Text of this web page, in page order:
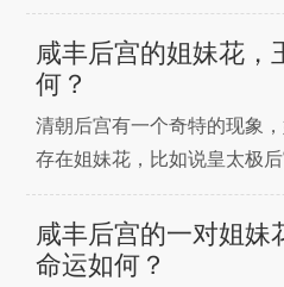
三人共同入宫为妃的现象就
孝端文皇后、孝庄文皇后以
帝的后宫中也存在着一对姐
家族，二人一母同胞，姐姐
成了玉嫔。今
咸丰后宫的姐妹花，
何？
清朝后宫有一个奇特的现象
存在姐妹花，比如说皇太极
布木布泰，顺治后宫中的孝
特氏，康熙后宫中更是有四
瑾妃和珍妃他他拉氏。而咸
咸丰后宫的一对姐妹
命运如何？